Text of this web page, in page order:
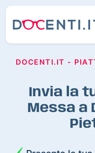
DOCENTI.IT -
Invia la
Messa a